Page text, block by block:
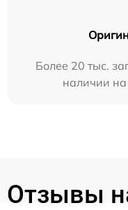
Более 20 тыс.
наличии на
Отзывы